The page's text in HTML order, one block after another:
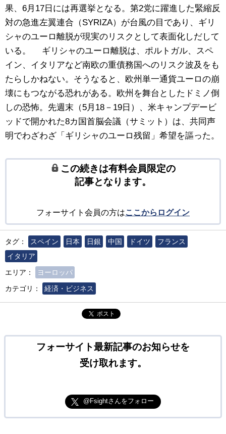
果、6月17日には再選挙となる。第2党に躍進した緊縮反
対の急進左翼連合（SYRIZA）が台風の目であり、ギリ
シャのユーロ離脱が現実のリスクとして表面化しだして
いる。 ギリシャのユーロ離脱は、ポルトガル、スペ
イン、イタリアなど南欧の重債務国へのリスク波及をも
たらしかねない。そうなると、欧州単一通貨ユーロの崩
壊にもつながる恐れがある。欧州を舞台としたドミノ倒
しの恐怖。先週末（5月18－19日）、米キャンプデービ
ッドで開かれた8カ国首脳会議（サミット）は、共同声
明でわざわざ「ギリシャのユーロ残留」希望を謳った。
この続きは有料会員限定の
記事となります。
フォーサイト会員の方はここからログイン
タグ： スペイン 日本 日銀 中国 ドイツ
フランス
イタリア
エリア：
ヨーロッパ
カテゴリ：
経済・ビジネス
ポスト
フォーサイト最新記事のお知らせを
受け取れます。
@Fsightさんをフォロー